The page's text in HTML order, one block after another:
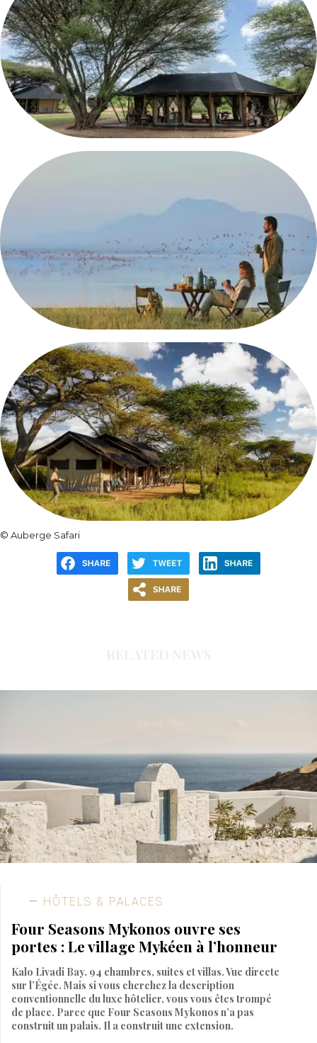
© Auberge Safari
HÔTELS & PALACES
Four Seasons Mykonos ouvre ses
portes : Le village Mykéen à l’honneur
Kalo Livadi Bay. 94 chambres, suites et villas. Vue directe
sur l’Égée. Mais si vous cherchez la description
conventionnelle du luxe hôtelier, vous vous êtes trompé
de place. Parce que Four Seasons Mykonos n’a pas
construit un palais. Il a construit une extension.